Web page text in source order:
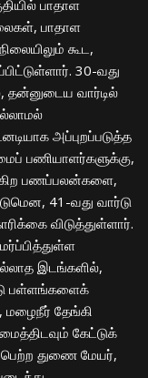
பாதாள
பாதாள
கூட,
30-வது
தன்னுடைய வார்டில்
அப்புறப்படுத்த
பணியாளர்களுக்கு,
பணப்பலன்களை,
41-வது வார்டு
விடுத்துள்ளார்.
இடங்களில்,
பள்ளங்களைக்
தேங்கி
கேட்டுக்
துணை மேயர்,